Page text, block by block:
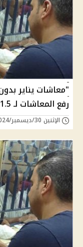
رفع المعاشات لـ 11.5 مليون: هل يحدث تبكير؟
الإثنين 30/ديسمبر/2024 - 10:44 ص